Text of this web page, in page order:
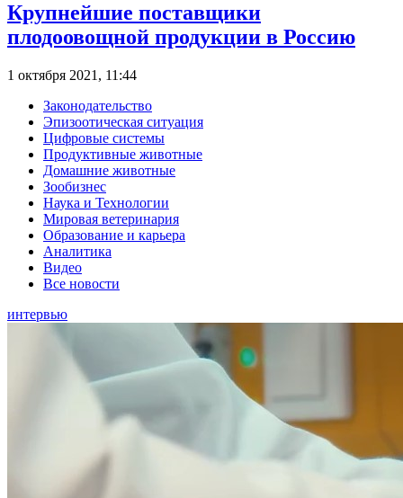
Крупнейшие поставщики
плодоовощной продукции в Россию
1 октября 2021, 11:44
Законодательство
Эпизоотическая ситуация
Цифровые системы
Продуктивные животные
Домашние животные
Зообизнес
Наука и Технологии
Мировая ветеринария
Образование и карьера
Аналитика
Видео
Все новости
интервью